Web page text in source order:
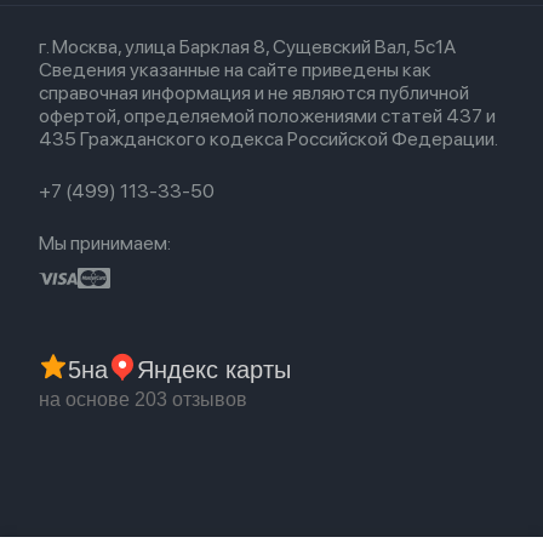
Airpods 2
Airpods (1-е)
Для Apple Watch
Политика конфиденциальности
Оплата и доставка
Партнерская программа
Гарантия
Обмен и возврат
Trade-in
Новые поступления
Популярное
Акции
г. Москва, улица Барклая 8, Сущевский Вал, 5с1А
Сведения указанные на сайте приведены как
справочная информация и не являются публичной
офертой, определяемой положениями статей 437 и
435 Гражданского кодекса Российской Федерации.
+7 (499) 113-33-50
Мы принимаем:
5на Яндекс карты
на основе 203 отзывов